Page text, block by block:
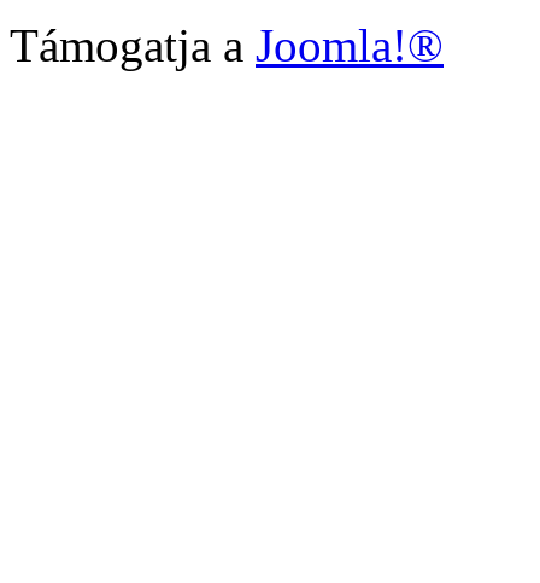
Támogatja a Joomla!®